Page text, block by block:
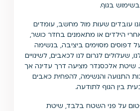
בגוף.
אנו עובדים שעות מול מחשב, עומדים
הילדים או מתאמנים בחדר כושר,
דפוסים מסוימים ביציבה, בנשימה
שעלולים לגרום לנו לכאבים, לשינויים
שיטת אלכסנדר מציעה דרך עדינה אך
התנועה והנשימה, להפחית כאבים
בין הגוף לתודעה.
על פני השטח בלבד, שיטת